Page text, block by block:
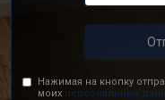
Нажимая на кнопку
моих персональных